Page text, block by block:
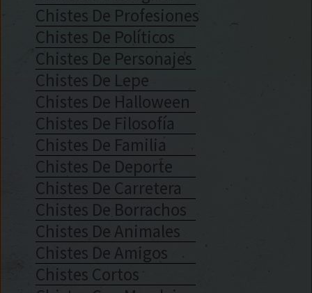
Chistes De Profesiones
Chistes De Políticos
Chistes De Personajes
Chistes De Lepe
Chistes De Halloween
Chistes De Filosofía
Chistes De Familia
Chistes De Deporte
Chistes De Carretera
Chistes De Borrachos
Chistes De Animales
Chistes De Amigos
Chistes Cortos